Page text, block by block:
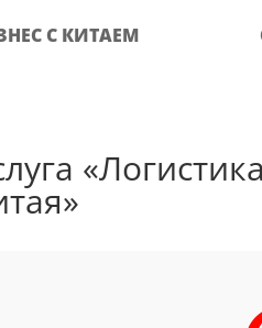
С КИТАЕМ